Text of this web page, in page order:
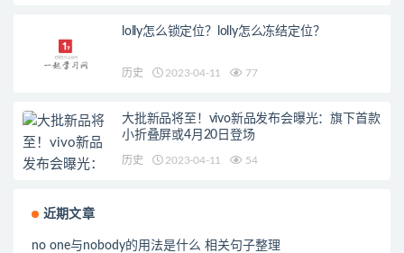
lolly怎么锁定位？lolly怎么冻结定位？
历史 2023-04-11 77
大批新品将至！vivo新品发布会曝光：旗下首款
小折叠屏或4月20日登场
历史 2023-04-11 54
近期文章
no one与nobody的用法是什么 相关句子整理